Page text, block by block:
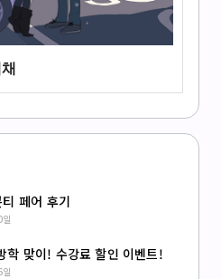
페어 후기
학 맞이! 수강료 할인 이벤트!